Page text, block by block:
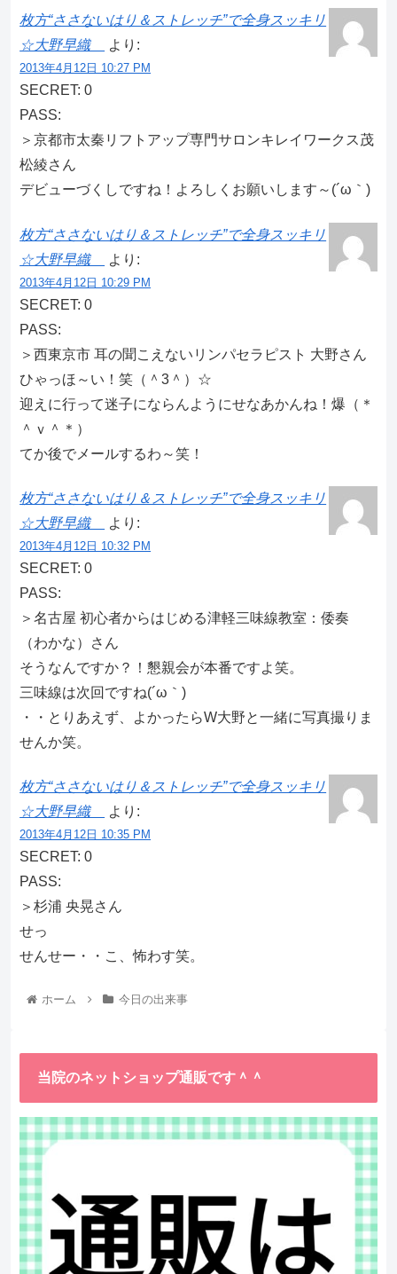
枚方“ささないはり＆ストレッチ”で全身スッキリ
☆大野早織
より:
2013年4月12日 10:27 PM
SECRET: 0
PASS:
＞京都市太秦リフトアップ専門サロンキレイワークス茂
松綾さん
デビューづくしですね！よろしくお願いします～(´ω｀)
枚方“ささないはり＆ストレッチ”で全身スッキリ
☆大野早織
より:
2013年4月12日 10:29 PM
SECRET: 0
PASS:
＞西東京市 耳の聞こえないリンパセラピスト 大野さん
ひゃっほ～い！笑（＾3＾）☆
迎えに行って迷子にならんようにせなあかんね！爆（＊
＾ｖ＾＊）
てか後でメールするわ～笑！
枚方“ささないはり＆ストレッチ”で全身スッキリ
☆大野早織
より:
2013年4月12日 10:32 PM
SECRET: 0
PASS:
＞名古屋 初心者からはじめる津軽三味線教室：倭奏
（わかな）さん
そうなんですか？！懇親会が本番ですよ笑。
三味線は次回ですね(´ω｀)
・・とりあえず、よかったらW大野と一緒に写真撮りま
せんか笑。
枚方“ささないはり＆ストレッチ”で全身スッキリ
☆大野早織
より:
2013年4月12日 10:35 PM
SECRET: 0
PASS:
＞杉浦 央晃さん
せっ
せんせー・・こ、怖わす笑。
ホーム 今日の出来事
当院のネットショップ通販です＾＾